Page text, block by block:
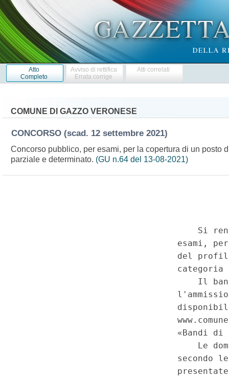
Atto
Completo
Avviso di rettifica
Errata corrige
Atti correlati
COMUNE DI GAZZO VERONESE
CONCORSO (scad. 12 settembre 2021)
Concorso pubblico, per esami, per la copertura di un posto
parziale e determinato. (GU n.64 del 13-08-2021)